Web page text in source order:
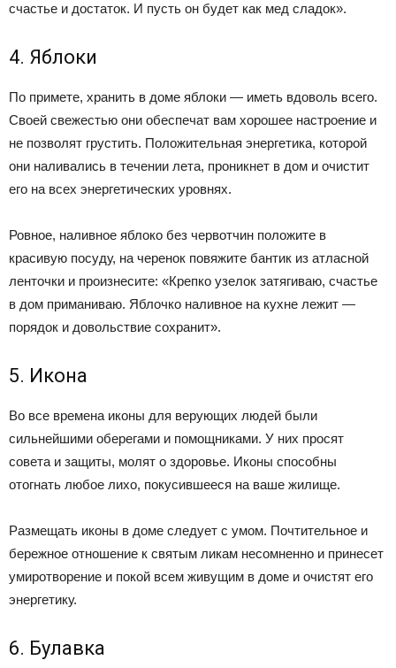
счастье и достаток. И пусть он будет как мед сладок».
4. Яблоки
По примете, хранить в доме яблоки — иметь вдоволь всего.
Своей свежестью они обеспечат вам хорошее настроение и
не позволят грустить. Положительная энергетика, которой
они наливались в течении лета, проникнет в дом и очистит
его на всех энергетических уровнях.
Ровное, наливное яблоко без червотчин положите в
красивую посуду, на черенок повяжите бантик из атласной
ленточки и произнесите: «Крепко узелок затягиваю, счастье
в дом приманиваю. Яблочко наливное на кухне лежит —
порядок и довольствие сохранит».
5. Икона
Во все времена иконы для верующих людей были
сильнейшими оберегами и помощниками. У них просят
совета и защиты, молят о здоровье. Иконы способны
отогнать любое лихо, покусившееся на ваше жилище.
Размещать иконы в доме следует с умом. Почтительное и
бережное отношение к святым ликам несомненно и принесет
умиротворение и покой всем живущим в доме и очистят его
энергетику.
6. Булавка